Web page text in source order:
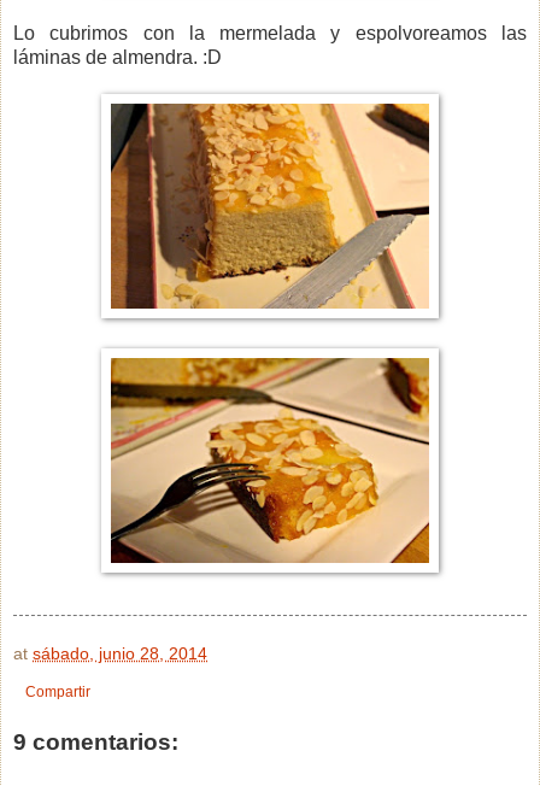
Lo cubrimos con la mermelada y espolvoreamos las
láminas de almendra. :D
at sábado, junio 28, 2014
Compartir
9 comentarios: